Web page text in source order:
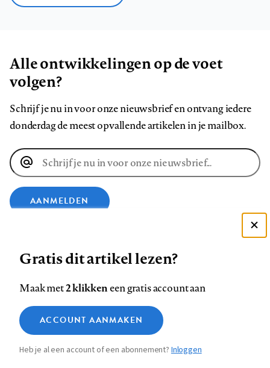
Alle ontwikkelingen op de voet
volgen?
Schrijf je nu in voor onze nieuwsbrief en ontvang iedere
donderdag de meest opvallende artikelen in je mailbox.
E-
mailadres
AANMELDEN
op
Facebook
op
LinkedIn
op
Bluesky
ons
op
InstagramYouTube
Footer
Contact Colofon Disclaimer Privacy
Medische vragen verdienen
betrouwbare antwoorden
Zie onze cookie policy
Analytische cookies
Marketing cookies
Gratis dit artikel lezen?
Maak met2 klikkeneen gratis account aan
ACCOUNT AANMAKEN
Heb je al een account of een abonnement?Inloggen